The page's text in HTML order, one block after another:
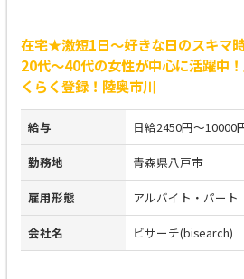
在宅★激短1日～好きな日のスキマ
20代～40代の女性が中心に活躍中
くらく登録！陸奥市川
給与 日給2450円～10000
勤務地 青森県八戸市
雇用形態 アルバイト・パート
会社名 ビサーチ(bisearch)